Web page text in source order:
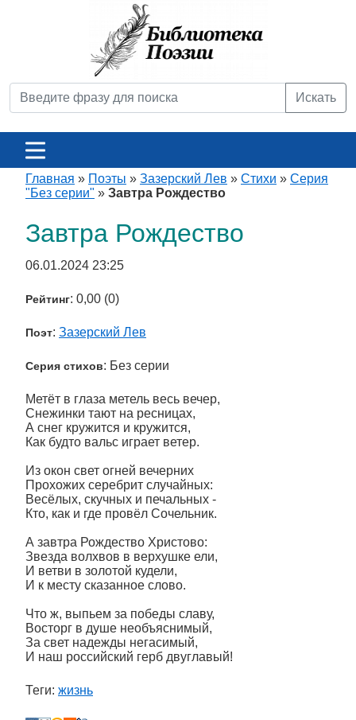
Искать
Главная » Поэты » Зазерский Лев » Стихи » Серия
"Без серии" » Завтра Рождество
Завтра Рождество
06.01.2024 23:25
Рейтинг: 0,00 (0)
Поэт: Зазерский Лев
Серия стихов: Без серии
Метёт в глаза метель весь вечер,
Снежинки тают на ресницах,
А снег кружится и кружится,
Как будто вальс играет ветер.
Из окон свет огней вечерних
Прохожих серебрит случайных:
Весёлых, скучных и печальных -
Кто, как и где провёл Сочельник.
А завтра Рождество Христово:
Звезда волхвов в верхушке ели,
И ветви в золотой кудели,
И к месту сказанное слово.
Что ж, выпьем за победы славу,
Восторг в душе необъяснимый,
За свет надежды негасимый,
И наш российский герб двуглавый!
Теги: жизнь